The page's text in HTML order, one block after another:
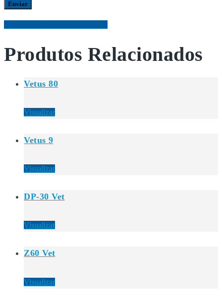
Produtos Relacionados
Vetus 80
Visualizar
Vetus 9
Visualizar
DP-30 Vet
Visualizar
Z60 Vet
Visualizar